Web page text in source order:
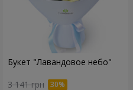
Букет "Лавандовое небо"
3 141 грн